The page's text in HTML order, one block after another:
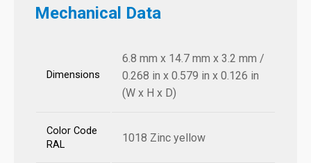
Mechanical Data
Dimensions
6.8 mm x 14.7 mm x 3.2 mm /
0.268 in x 0.579 in x 0.126 in
(W x H x D)
Color Code
RAL
1018 Zinc yellow